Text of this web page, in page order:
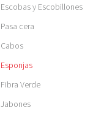
Escobas y Escobillones
Pasa cera
Cabos
Esponjas
Fibra Verde
Jabones